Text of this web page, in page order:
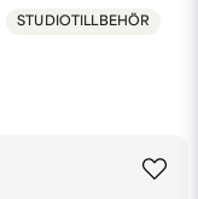
STUDIOTILLBEHÖR